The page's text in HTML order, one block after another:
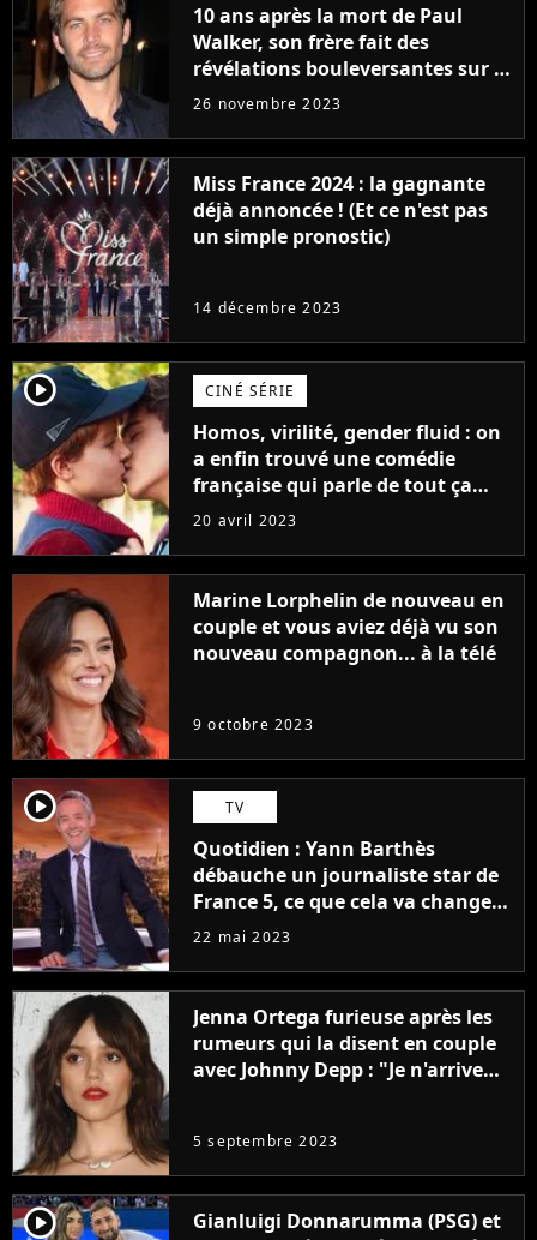
10 ans après la mort de Paul
Walker, son frère fait des
révélations bouleversantes sur la
réaction des acteurs de Fast and
26 novembre 2023
Miss France 2024 : la gagnante
déjà annoncée ! (Et ce n'est pas
un simple pronostic)
14 décembre 2023
player2 CINÉ SÉRIE
Homos, virilité, gender fluid : on
a enfin trouvé une comédie
française qui parle de tout ça
sans être super ringarde
20 avril 2023
Marine Lorphelin de nouveau en
couple et vous aviez déjà vu son
nouveau compagnon... à la télé
9 octobre 2023
player2 TV
Quotidien : Yann Barthès
débauche un journaliste star de
France 5, ce que cela va changer
à la rentrée
22 mai 2023
Jenna Ortega furieuse après les
rumeurs qui la disent en couple
avec Johnny Depp : "Je n'arrive
5 septembre 2023
player2
Gianluigi Donnarumma (PSG) et